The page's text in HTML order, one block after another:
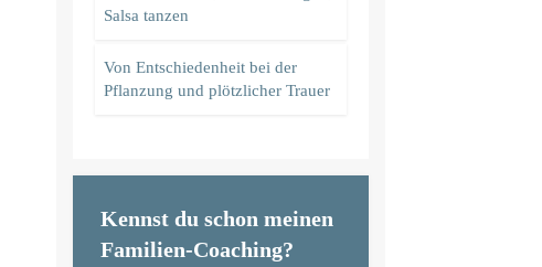
Salsa tanzen
Von Entschiedenheit bei der
Pflanzung und plötzlicher Trauer
Kennst du schon meinen
Familien-Coaching?